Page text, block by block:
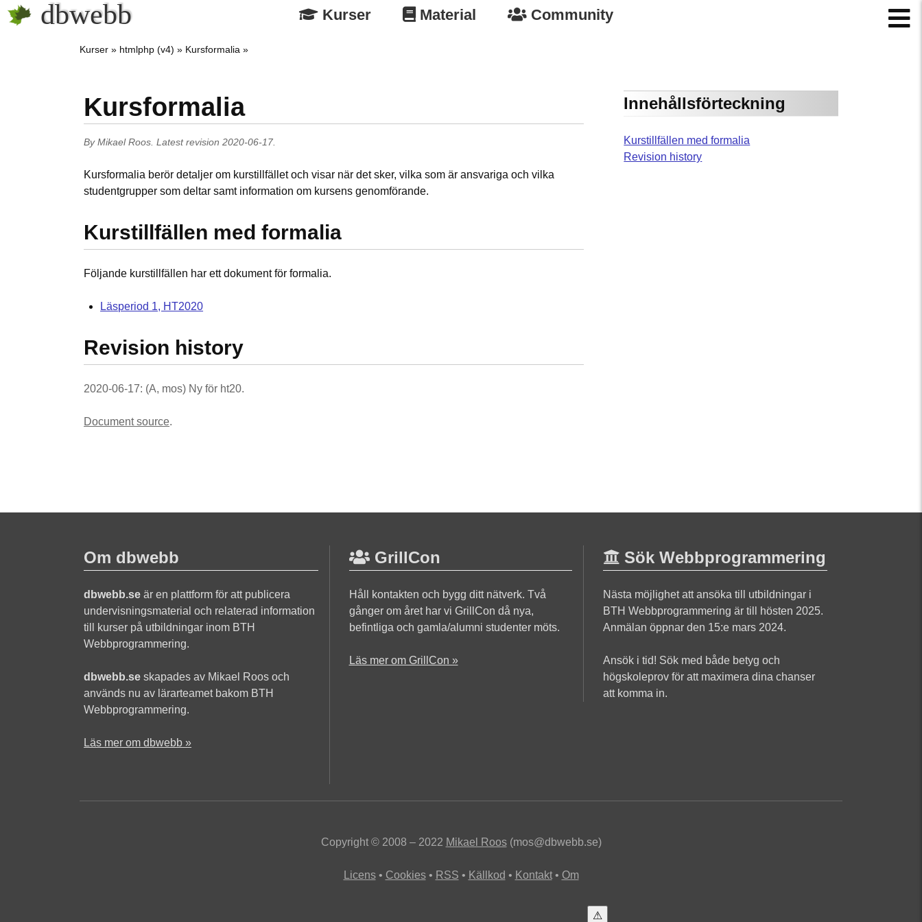
dbwebb Kurser Material Community
Kurser htmlphp (v4) Kursformalia
Kursformalia
ByMikael Roos Latest revision2020-06-17
Kursformalia berör detaljer om kurstillfället och visar när det sker, vilka som är ansvariga och vilka
studentgrupper som deltar samt information om kursens genomförande.
Kurstillfällen med formalia
Följande kurstillfällen har ett dokument för formalia.
Läsperiod 1, HT2020
Revision history
2020-06-17: (A, mos) Ny för ht20.
Document source.
Innehållsförteckning
Kurstillfällen med formalia
Revision history
Om dbwebb
dbwebb.se är en plattform för att publicera
undervisningsmaterial och relaterad information
till kurser på utbildningar inom BTH
Webbprogrammering.
dbwebb.se skapades av Mikael Roos och
används nu av lärarteamet bakom BTH
Webbprogrammering.
Läs mer om dbwebb »
GrillCon
Håll kontakten och bygg ditt nätverk. Två
gånger om året har vi GrillCon då nya,
befintliga och gamla/alumni studenter möts.
Läs mer om GrillCon »
Sök Webbprogrammering
Nästa möjlighet att ansöka till utbildningar i
BTH Webbprogrammering är till hösten 2025.
Anmälan öppnar den 15:e mars 2024.
Ansök i tid! Sök med både betyg och
högskoleprov för att maximera dina chanser
att komma in.
Copyright © 2008 – 2022 Mikael Roos(mos@dbwebb.se)
Licens Cookies RSS Källkod Kontakt Om
⚠